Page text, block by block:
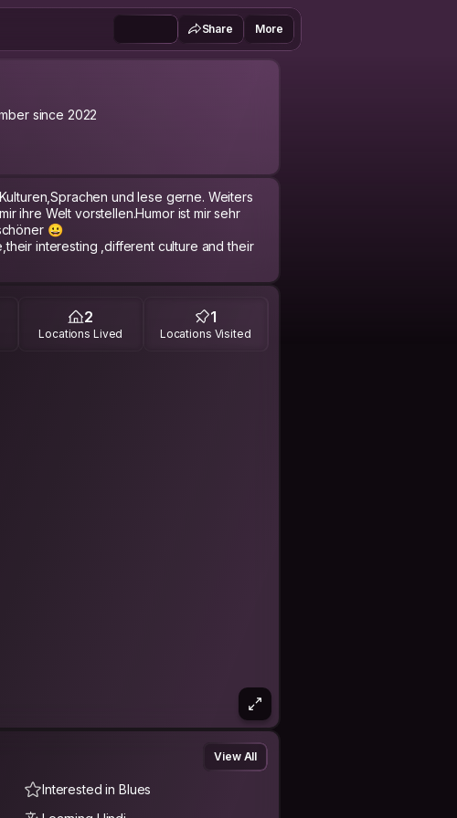
Share More
since 2022
und lese gerne. Weiters
ihre Welt vorstellen.Humor ist mir sehr
😀
interesting ,different culture and their
2
Locations Lived
1
Locations Visited
View All
Interested in Blues